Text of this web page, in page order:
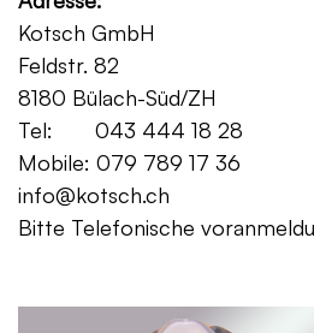
Kotsch GmbH
Feldstr. 82
8180
Tel: 043
Mobile: 079 789 17 36
info@kotsch.ch
Bitte Telefonische
Gratis